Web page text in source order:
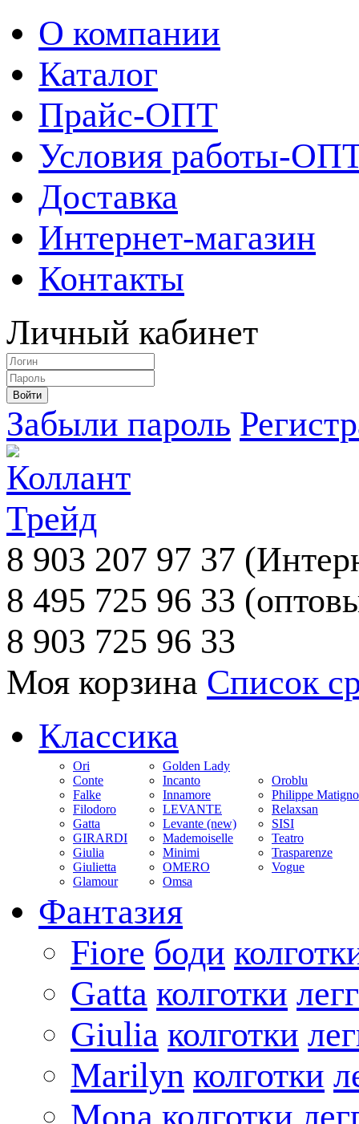
О компании
Каталог
Прайс-ОПТ
Условия работы-
Доставка
Интернет-магазин
Контакты
Личный кабинет
Забыли пароль
8 903 207 97 37
8 495 725 96 33
8 903 725 96 33
Моя корзина Список
Классика
Ori
Conte
Falke
Filodoro
Gatta
GIRARDI
Giulia
Giulietta
Glamour
Golden Lady
Incanto
Innamore
LEVANTE
Levante (new)
Mademoiselle
Minimi
OMERO
Omsa
Oroblu
Philippe
Relaxsan
SISI
Teatro
Trasparenze
Vogue
Фантазия
Fiore боди
Gatta колготки
Giulia колготки
Marilyn колготки